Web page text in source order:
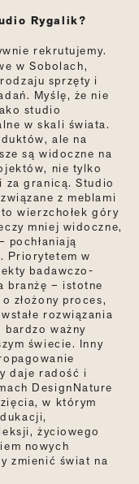
Rygalik?
rekrutujemy.
w Sobolach,
sprzęty i
Myślę, że nie
studio
w skali świata.
ale na
są widoczne na
nie tylko
za granicą. Studio
z meblami
wierzchołek góry
mniej widoczne,
pochłaniają
Priorytetem w
badawczo-
branżę – istotne
złożony proces,
rozwiązania
bardzo ważny
świecie. Inny
daje radość i
DesignNature
w którym
życiowego
nowych
zmienić świat na